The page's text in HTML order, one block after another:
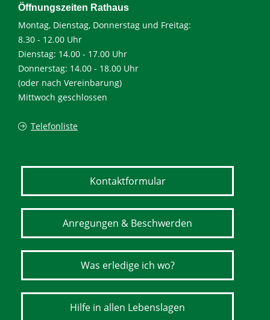
Öffnungszeiten Rathaus
Montag, Dienstag, Donnerstag und Freitag:
8.30 - 12.00 Uhr
Dienstag: 14.00 - 17.00 Uhr
Donnerstag: 14.00 - 18.00 Uhr
(oder nach Vereinbarung)
Mittwoch geschlossen
Telefonliste
Kontaktformular
Anregungen & Beschwerden
Was erledige ich wo?
Hilfe in allen Lebenslagen